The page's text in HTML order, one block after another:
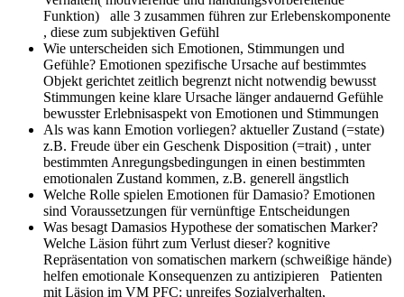
Funktion) alle 3 zusammen führen zur Erlebenskomponente
, diese zum subjektiven Gefühl
Wie unterscheiden sich Emotionen, Stimmungen und
Gefühle? Emotionen spezifische Ursache auf bestimmtes
Objekt gerichtet zeitlich begrenzt nicht notwendig bewusst
Stimmungen keine klare Ursache länger andauernd Gefühle
bewusster Erlebnisaspekt von Emotionen und Stimmungen
Als was kann Emotion vorliegen? aktueller Zustand (=state)
z.B. Freude über ein Geschenk Disposition (=trait) , unter
bestimmten Anregungsbedingungen in einen bestimmten
emotionalen Zustand kommen, z.B. generell ängstlich
Welche Rolle spielen Emotionen für Damasio? Emotionen
sind Voraussetzungen für vernünftige Entscheidungen
Was besagt Damasios Hypothese der somatischen Marker?
Welche Läsion führt zum Verlust dieser? kognitive
Repräsentation von somatischen markern (schweißige hände)
helfen emotionale Konsequenzen zu antizipieren Patienten
mit Läsion im VM PFC: unreifes Sozialverhalten,